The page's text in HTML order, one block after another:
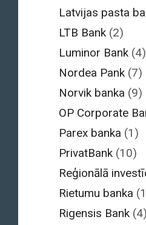
Latvijas pasta
LTB Bank (2)
Luminor Bank (4)
Nordea Pank (7)
Norvik banka (9)
OP Corporate
Parex banka (1)
PrivatBank (10)
Reģionālā
Rietumu banka
Rigensis Bank (4)